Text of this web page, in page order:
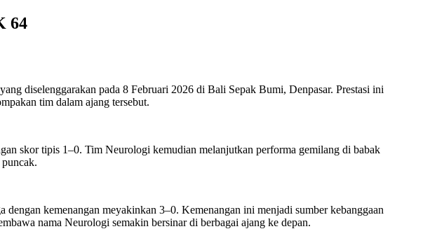
64
diselenggarakan pada 8 Februari 2026 di Bali Sepak Bumi, Denpasar. Prestasi ini
tim dalam ajang tersebut.
skor tipis 1–0. Tim Neurologi kemudian melanjutkan performa gemilang di babak
kemenangan meyakinkan 3–0. Kemenangan ini menjadi sumber kebanggaan
nama Neurologi semakin bersinar di berbagai ajang ke depan.